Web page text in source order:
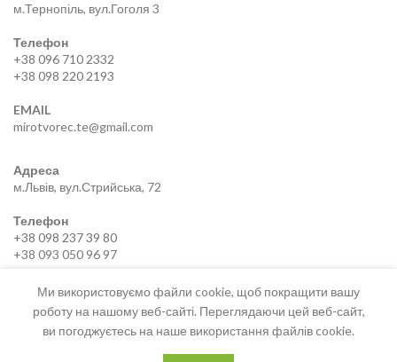
м.Тернопіль, вул.Гоголя 3
Телефон
+38 096 710 2332
+38 098 220 2193
EMAIL
mirotvorec.te@gmail.com
Адреса
м.Львів, вул.Стрийська, 72
Телефон
+38 098 237 39 80
+38 093 050 96 97
EMAIL
mirotvorec.lviv@gmail.com
Ми використовуємо файли cookie, щоб покращити вашу
роботу на нашому веб-сайті. Переглядаючи цей веб-сайт,
ви погоджуєтесь на наше використання файлів cookie.